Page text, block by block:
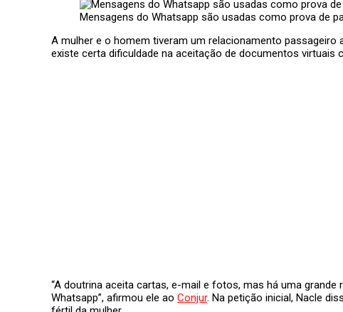
Mensagens do Whatsapp são usadas como prova de
A mulher e o homem tiveram um relacionamento passageiro
existe certa dificuldade na aceitação de documentos virtuais
“A doutrina aceita cartas, e-mail e fotos, mas há uma
Whatsapp”, afirmou ele ao Conjur. Na petição inicial, Nacle